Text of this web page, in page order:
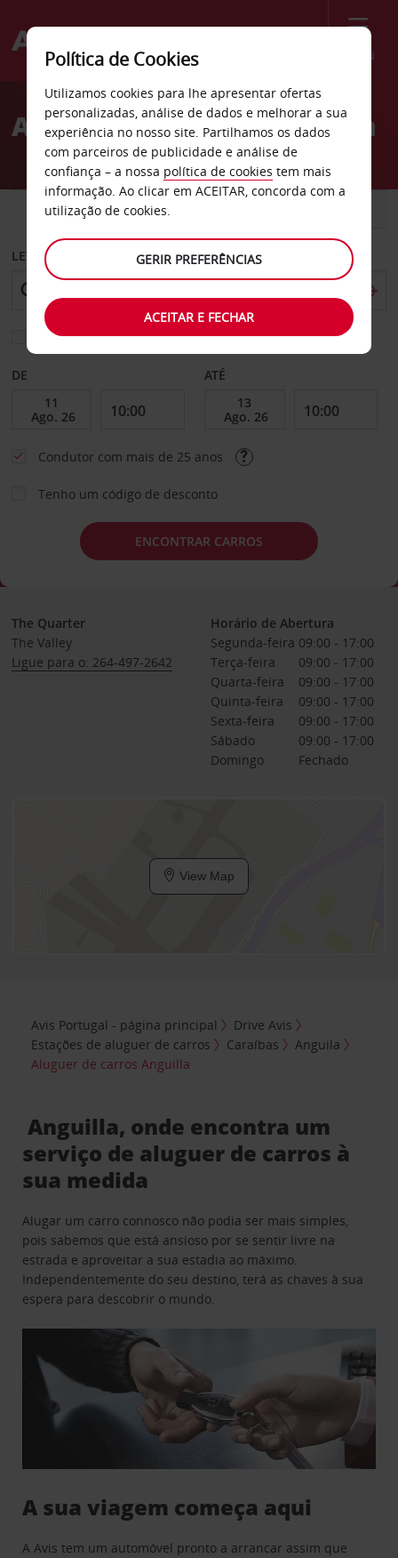
Menu
Welcome
AvisAluguer de carros Anguilla
CARRO
LEVANTAR EM
Escolher uma estação de devolução diferente
DE ATÉ
Condutor com mais de 25 anos
Tenho um código de desconto
ENCONTRAR CARROS
The Quarter
The Valley
Ligue para o: 264-497-2642
Horário de Abertura
Segunda-feira 09:00 - 17:00
Terça-feira
09:00 - 17:00
Quarta-feira
09:00 - 17:00
Quinta-feira
09:00 - 17:00
Sexta-feira
09:00 - 17:00
Sábado
09:00 - 17:00
Domingo
Fechado
View Map
Avis Portugal - página principal
Drive Avis
Estações de aluguer de carros
Caraíbas
Anguila
Aluguer de carros Anguilla
Anguilla, onde encontra um
serviço de aluguer de carros à
sua medida
Alugar um carro connosco não podia ser mais simples,
pois sabemos que está ansioso por se sentir livre na
estrada e aproveitar a sua estadia ao máximo.
Independentemente do seu destino, terá as chaves à sua
espera para descobrir o mundo.
A sua viagem começa aqui
A Avis tem um automóvel pronto a arrancar assim que
Política de Cookies
Utilizamos cookies para lhe apresentar ofertas
personalizadas, análise de dados e melhorar a sua
experiência no nosso site. Partilhamos os dados
com parceiros de publicidade e análise de
confiança – a nossa política de cookies tem mais
informação. Ao clicar em ACEITAR, concorda com a
utilização de cookies.
GERIR PREFERÊNCIAS
ACEITAR E FECHAR